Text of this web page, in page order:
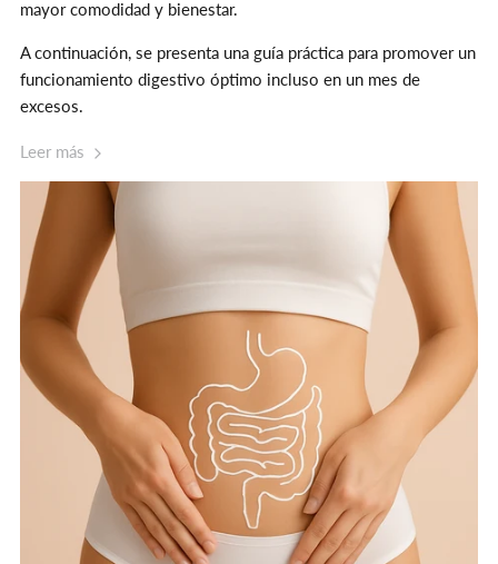
mayor comodidad y bienestar.
A continuación, se presenta una guía práctica para promover un
funcionamiento digestivo óptimo incluso en un mes de
excesos.
Leer más